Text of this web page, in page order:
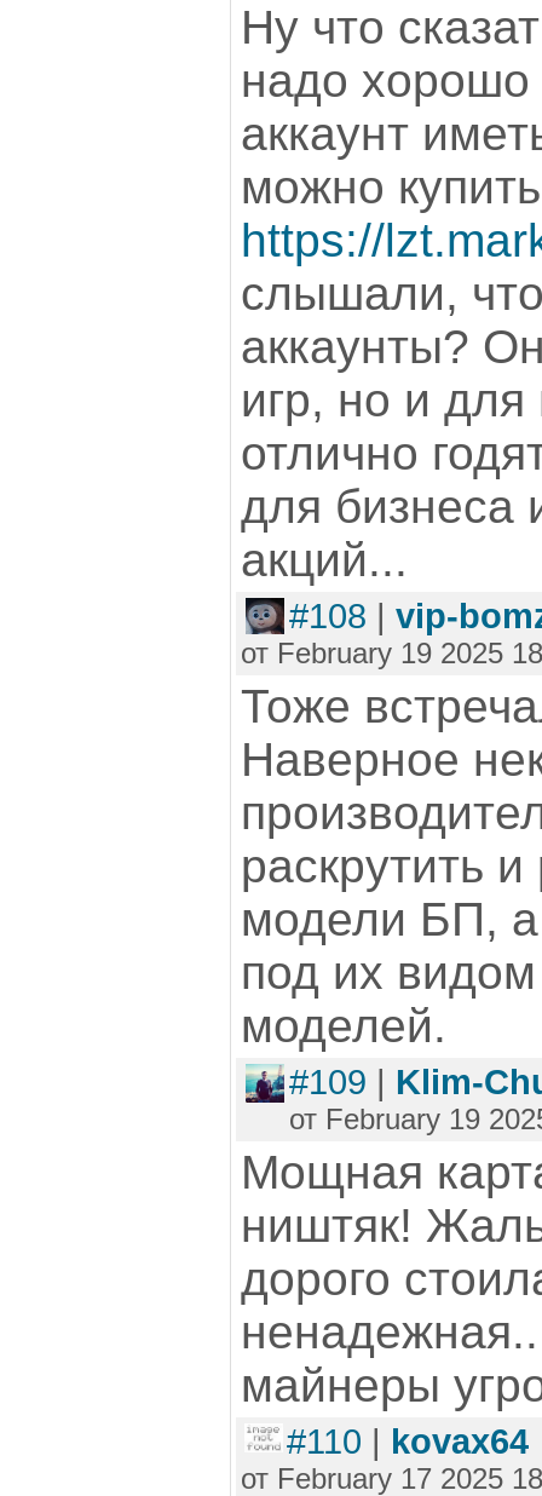
Ну что
надо хорошо
аккаунт
можно
https://
слышали,
аккаунты?
игр, но и для
отлично
для бизнеса
акций...
#108 | vip-
от February 19 2025
Тоже
Наверное
раскрутить
модели БП, а
под их
моделей.
#109 | Klim-
от February 19
Мощная
ништяк!
дорого
майнеры
#110 | kovax64
от February 17 2025